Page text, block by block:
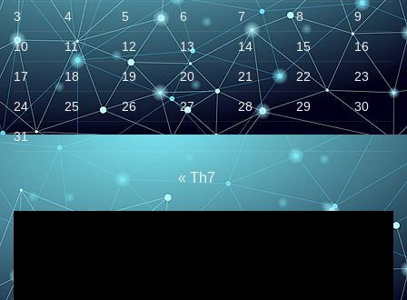
3 4 5 6 7 8 9
10 11 12 13 14 15 16
17 18 19 20 21 22 23
24 25 26 27 28 29 30
31
« Th7